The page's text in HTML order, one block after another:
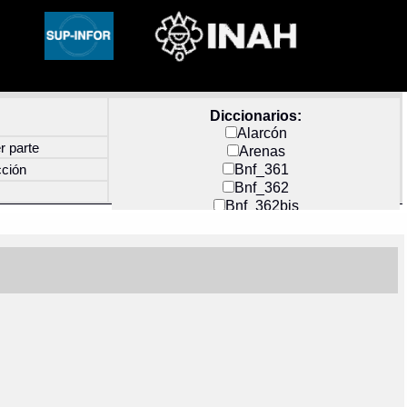
Diccionarios:
Alarcón
Arenas
Bnf_361
Bnf_362
Bnf_362bis
Docs_México
parte